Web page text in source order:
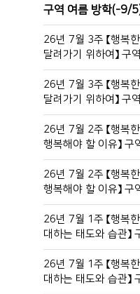
구역 여름 방학(-9/
26년 7월 3주 【행복
달려가기 위하여】 구
26년 7월 3주 【행복
달려가기 위하여】 구
26년 7월 2주 【행복
행복해야 할 이유】 구
26년 7월 2주 【행복
행복해야 할 이유】 구
26년 7월 1주 【행복
대하는 태도와 습관】
26년 7월 1주 【행복
대하는 태도와 습관】